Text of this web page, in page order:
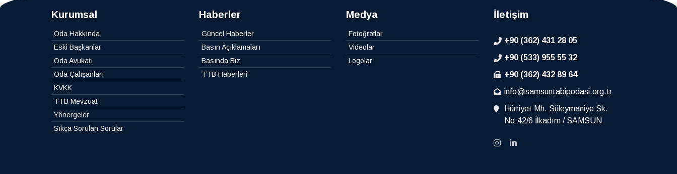
Kurumsal
Oda Hakkında
Eski Başkanlar
Oda Avukatı
Oda Çalışanları
KVKK
TTB Mevzuat
Yönergeler
Sıkça Sorulan Sorular
Haberler
Güncel Haberler
Basın Açıklamaları
Basında Biz
TTB Haberleri
Medya
Fotoğraflar
Videolar
Logolar
İletişim
+90 (362) 431 28 05
+90 (533) 955 55 32
+90 (362) 432 89 64
info@samsuntabipodasi.org.tr
Hürriyet Mh. Süleymaniye Sk.
No:42/6 İlkadım / SAMSUN